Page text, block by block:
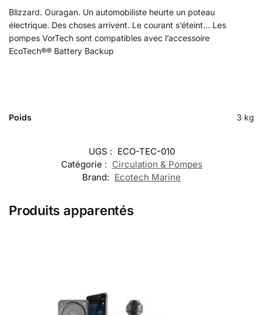
Blizzard. Ouragan. Un automobiliste heurte un poteau
électrique. Des choses arrivent. Le courant s’éteint… Les
pompes VorTech sont compatibles avec l’accessoire
EcoTech®® Battery Backup
Poids 3 kg
UGS : ECO-TEC-010
Catégorie : Circulation & Pompes
Brand: Ecotech Marine
Produits apparentés